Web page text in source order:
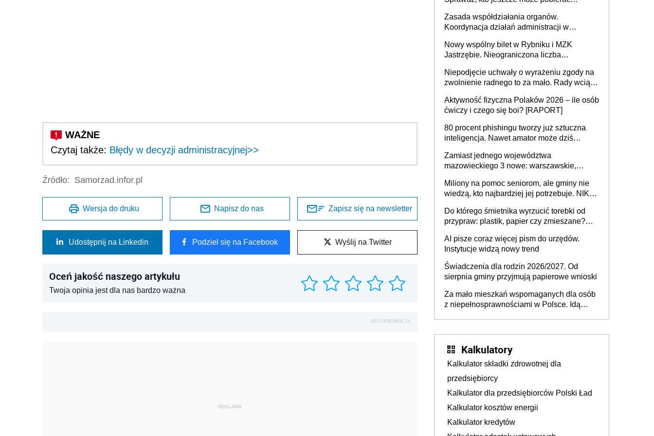
Czytaj także: Błędy w decyzji administracyjnej>>
Źródło: Samorzad.infor.pl
Wersja do druku Napisz do nas Zapisz się na newsletter
Udostępnij na Linkedin Podziel się na Facebook Wyślij na Twitter
Oceń jakość naszego artykułu
Twoja opinia jest dla nas bardzo ważna
AUTOPROMOCJA
REKLAMA
Zasada współdziałania organów.
Koordynacja działań administracji w
Nowy wspólny bilet w Rybniku i MZK
Jastrzębie. Nieograniczona liczba
Niepodjęcie uchwały o wyrażeniu zgody na
zwolnienie radnego to za mało. Rady wciąż
rozstrzygać sprawy
Aktywność fizyczna Polaków 2026 – ile osób
ćwiczy i czego się boi? [RAPORT]
80 procent phishingu tworzy już sztuczna
inteligencja. Nawet amator może dziś
Zamiast jednego województwa
mazowieckiego 3 nowe: warszawskie,
Europie nie ma tak dużych jednostek
stołecznych
Miliony na pomoc seniorom, ale gminy nie
wiedzą, kto najbardziej jej potrzebuje. NIK
Do którego śmietnika wyrzucić torebki od
przypraw: plastik, papier czy zmieszane?
AI pisze coraz więcej pism do urzędów.
Instytucje widzą nowy trend
Świadczenia dla rodzin 2026/2027. Od
sierpnia gminy przyjmują papierowe wnioski
Za mało mieszkań wspomaganych dla osób
z niepełnosprawnościami w Polsce. Idą
Kalkulatory
Kalkulator składki zdrowotnej dla
przedsiębiorcy
Kalkulator dla przedsiębiorców Polski Ład
Kalkulator kosztów energii
Kalkulator kredytów